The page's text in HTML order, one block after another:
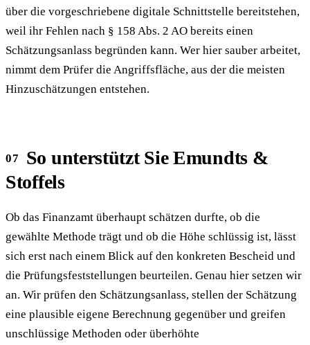
über die vorgeschriebene digitale Schnittstelle bereitstehen,
weil ihr Fehlen nach § 158 Abs. 2 AO bereits einen
Schätzungsanlass begründen kann. Wer hier sauber arbeitet,
nimmt dem Prüfer die Angriffsfläche, aus der die meisten
Hinzuschätzungen entstehen.
So unterstützt Sie Emundts &
Stoffels
Ob das Finanzamt überhaupt schätzen durfte, ob die
gewählte Methode trägt und ob die Höhe schlüssig ist, lässt
sich erst nach einem Blick auf den konkreten Bescheid und
die Prüfungsfeststellungen beurteilen. Genau hier setzen wir
an. Wir prüfen den Schätzungsanlass, stellen der Schätzung
eine plausible eigene Berechnung gegenüber und greifen
unschlüssige Methoden oder überhöhte